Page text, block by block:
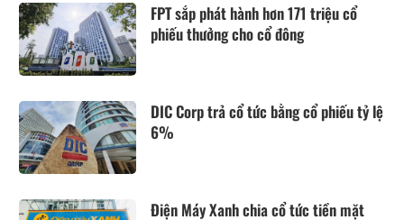
FPT sắp phát hành hơn 171 triệu cổ
phiếu thưởng cho cổ đông
DIC Corp trả cổ tức bằng cổ phiếu tỷ lệ
6%
Điện Máy Xanh chia cổ tức tiền mặt